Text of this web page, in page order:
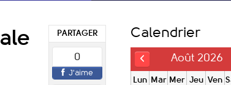
PARTAGER
0
J'aime
Calendrier
Août 2026
Lun Mar Mer Jeu Ven